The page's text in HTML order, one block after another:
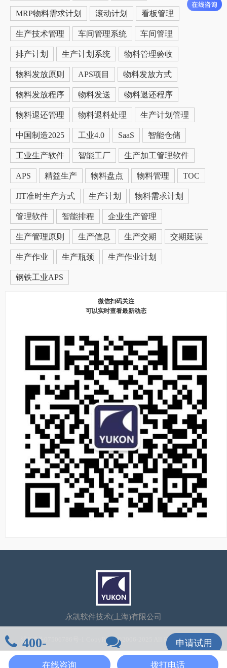
400-
106-7600
在线咨询
申请试用
MRP物料需求计划 滚动计划 看板管理
生产技术管理 车间管理系统 车间管理
排产计划 生产计划系统 物料管理验收
物料发放原则 APS项目 物料发放方式
物料发放程序 物料发送 物料退还程序
物料退还管理 物料退料处理 生产计划管理
中国制造2025 工业4.0 SaaS 智能仓储
工业生产软件 智能工厂 生产加工管理软件
APS 精益生产 物料盘点 物料管理 TOC
JIT准时生产方式 生产计划 物料需求计划
管理软件 智能排程 企业生产管理
生产管理原则 生产信息 生产交期 交期延误
生产作业 生产瓶颈 生产作业计划
钢铁工业APS
微信扫码关注
可以实时查看最新动态
永凯软件技术(上海)有限公司
沪ICP备07506786号-1 CopyRight©2006-2025 All Rights Reserved
在线咨询 拨打电话